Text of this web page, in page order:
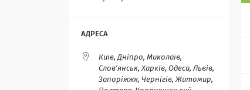
Київ, Дніпро, Миколаїв,
Слов'янськ, Харків, Одеса, Львів,
Запоріжжя, Чернігів, Житомир,